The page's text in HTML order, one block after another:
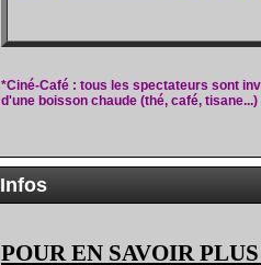
*Ciné-Café : tous les spectateurs sont
d'une boisson chaude (thé, café, tisane...)
Infos
POUR EN SAVOIR